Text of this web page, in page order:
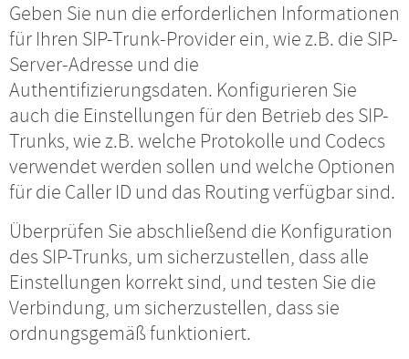
Geben Sie nun die erforderlichen Informationen
für Ihren SIP-Trunk-Provider ein, wie z.B. die SIP-
Server-Adresse und die
Authentifizierungsdaten. Konfigurieren Sie
auch die Einstellungen für den Betrieb des SIP-
Trunks, wie z.B. welche Protokolle und Codecs
verwendet werden sollen und welche Optionen
für die Caller ID und das Routing verfügbar sind.
Überprüfen Sie abschließend die Konfiguration
des SIP-Trunks, um sicherzustellen, dass alle
Einstellungen korrekt sind, und testen Sie die
Verbindung, um sicherzustellen, dass sie
ordnungsgemäß funktioniert.